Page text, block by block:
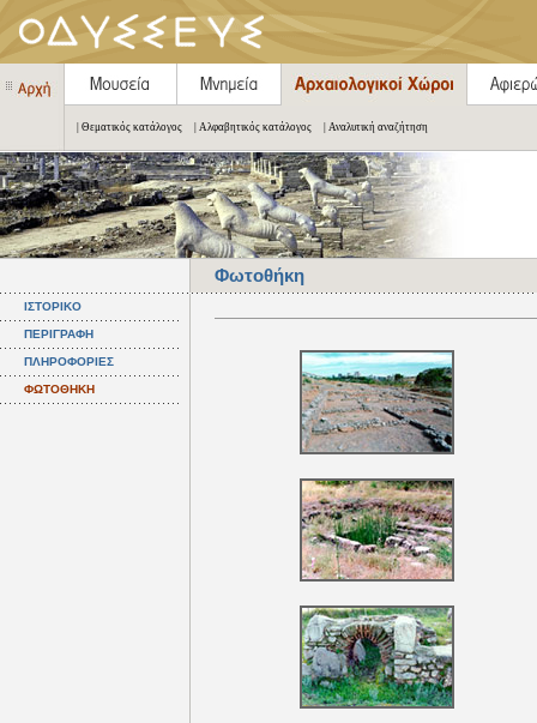
| Θεματικός κατάλογος | Αλφαβητικός κατάλογος | Αναλυτική αναζήτηση
Φωτοθήκη
ΙΣΤΟΡΙΚΟ
ΠΕΡΙΓΡΑΦΗ
ΠΛΗΡΟΦΟΡΙΕΣ
ΦΩΤΟΘΗΚΗ